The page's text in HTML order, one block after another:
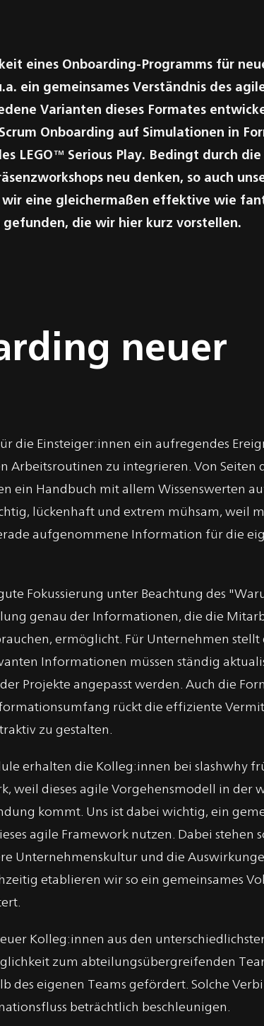
eines Onboarding-Programms für
ein gemeinsames Verständnis des
Varianten dieses Formates
Onboarding auf Simulationen in
LEGO™ Serious Play. Bedingt durch
neu denken, so auch
eine gleichermaßen effektive wie
die wir hier kurz vorstellen.
neuer
die Einsteiger:innen ein aufregendes
Arbeitsroutinen zu integrieren. Von Seiten
ein Handbuch mit allem Wissenswerten
lückenhaft und extrem mühsam, weil
aufgenommene Information für die
Fokussierung unter Beachtung des
genau der Informationen, die die
ermöglicht. Für Unternehmen stellt
Informationen müssen ständig
Projekte angepasst werden. Auch die
rückt die effiziente
zu gestalten.
erhalten die Kolleg:innen bei slashwhy
weil dieses agile Vorgehensmodell in der
kommt. Uns ist dabei wichtig, ein
agile Framework nutzen. Dabei stehen
Unternehmenskultur und die
etablieren wir so ein gemeinsames
Kolleg:innen aus den
zum abteilungsübergreifenden
des eigenen Teams gefördert. Solche
beträchtlich beschleunigen.